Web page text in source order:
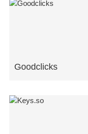
Goodclicks